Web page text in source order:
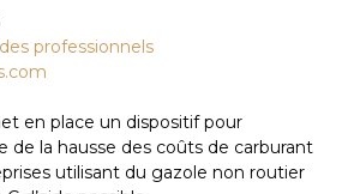
professionnels
en place un dispositif pour
de la hausse des coûts de carburant
utilisant du gazole non routier